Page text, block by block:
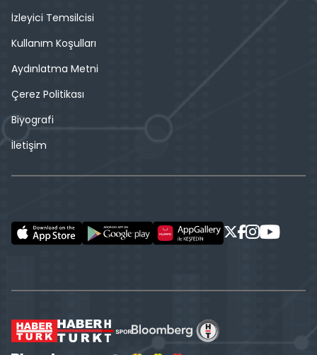
İzleyici Temsilcisi
Kullanım Koşulları
Aydınlatma Metni
Çerez Politikası
Biyografi
İletişim